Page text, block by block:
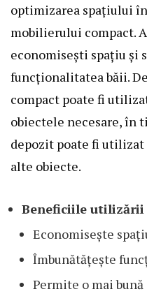
optimizarea spațiului
mobilierului compact.
economisești spațiu și
funcționalitatea băii.
compact poate fi
obiectele necesare, în
depozit poate fi utilizat
alte obiecte.
Beneficiile
Economisește
Îmbunătățește
Permite o mai